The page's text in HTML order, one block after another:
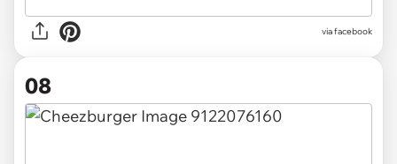
via facebook
08